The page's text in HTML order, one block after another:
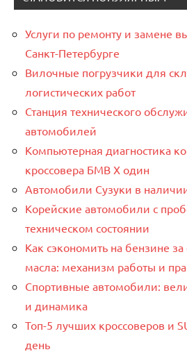
Услуги по ремонту и замене
Санкт-Петербурге
Вилочные погрузчики для
логистических работ
Станция технического
автомобилей
Компьютерная диагностика
кроссовера БМВ Х один
Автомобили Сузуки в
Корейские автомобили с
техническом состоянии
Как сэкономить на бензине за
масла: механизм работы и
Спортивные автомобили:
и динамика
Топ-5 лучших кроссоверов и
день